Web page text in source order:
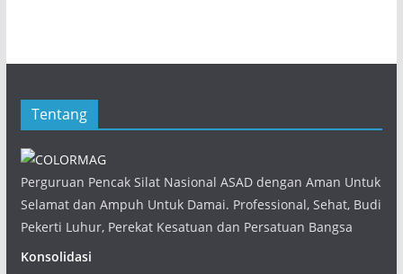
Tentang
Perguruan Pencak Silat Nasional ASAD dengan Aman Untuk
Selamat dan Ampuh Untuk Damai. Professional, Sehat, Budi
Pekerti Luhur, Perekat Kesatuan dan Persatuan Bangsa
Konsolidasi